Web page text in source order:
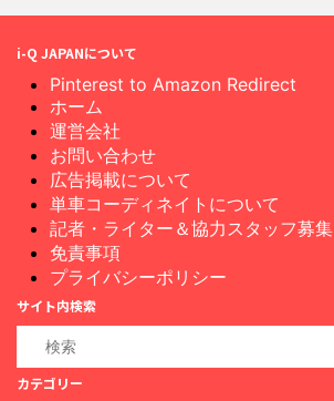
i-Q JAPANについて
Pinterest to Amazon Redirect
ホーム
運営会社
お問い合わせ
広告掲載について
単車コーディネイトについて
記者・ライター＆協力スタッフ募集
免責事項
プライバシーポリシー
サイト内検索
カテゴリー